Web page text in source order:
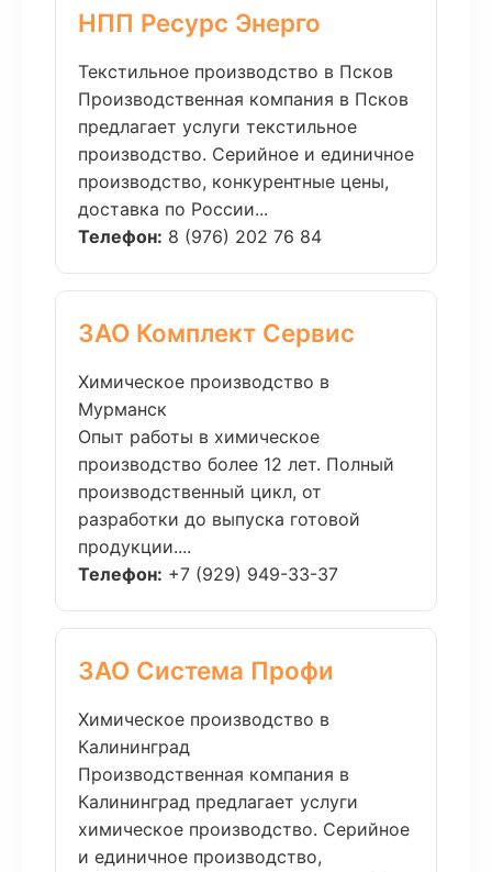
НПП Ресурс Энерго
Текстильное производство в Псков
Производственная компания в Псков
предлагает услуги текстильное
производство. Серийное и единичное
производство, конкурентные цены,
доставка по России...
Телефон: 8 (976) 202 76 84
ЗАО Комплект Сервис
Химическое производство в
Мурманск
Опыт работы в химическое
производство более 12 лет. Полный
производственный цикл, от
разработки до выпуска готовой
продукции....
Телефон: +7 (929) 949-33-37
ЗАО Система Профи
Химическое производство в
Калининград
Производственная компания в
Калининград предлагает услуги
химическое производство. Серийное
и единичное производство,